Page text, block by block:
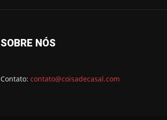
SOBRE NÓS
Contato: contato@coisadecasal.com